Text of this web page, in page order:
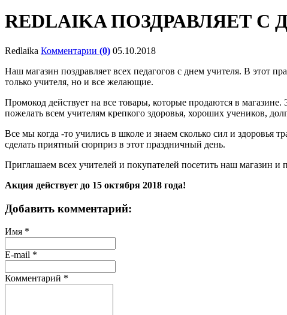
REDLAIKA ПОЗДРАВЛЯЕТ
Redlaika Комментарии (0) 05.10.2018
Наш магазин поздравляет всех педагогов с днем учителя. В этот
только учителя, но и все желающие.
Промокод действует на все товары, которые продаются в
пожелать всем учителям крепкого здоровья, хороших учеников,
Все мы когда -то учились в школе и знаем сколько сил и здоровья
сделать приятный сюрприз в этот праздничный день.
Приглашаем всех учителей и покупателей посетить наш магазин
Акция действует до 15 октября 2018 года!
Добавить комментарий:
Имя *
E-mail *
Комментарий *